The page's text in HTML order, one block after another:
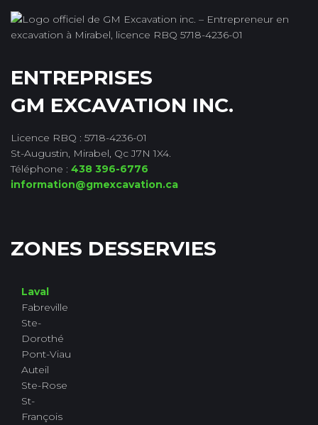
ENTREPRISES
GM EXCAVATION INC.
Licence RBQ : 5718-4236-01
St-Augustin, Mirabel, Qc J7N 1X4.
Téléphone : 438 396-6776
information@gmexcavation.ca
ZONES DESSERVIES
Laval
Fabreville
Ste-
Dorothé
Pont-Viau
Auteil
Ste-Rose
St-
François